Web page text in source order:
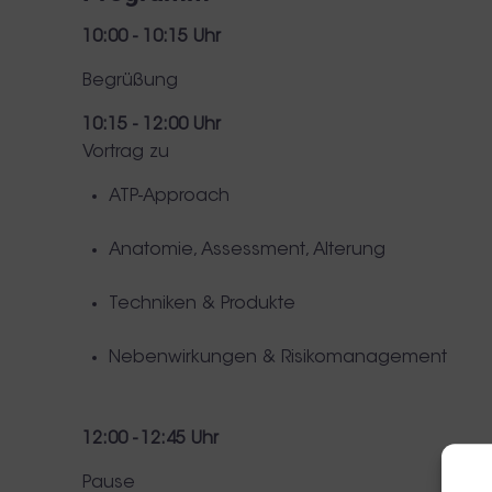
10:00 - 10:15 Uhr
Begrüßung
10:15 - 12:00 Uhr
Vortrag zu
ATP-Approach
Anatomie, Assessment, Alterung
Techniken & Produkte
Nebenwirkungen & Risikomanagement
12:00 - 12:45 Uhr
Pause